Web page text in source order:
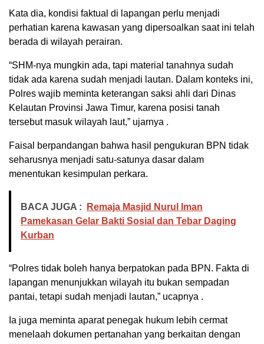
Kata dia, kondisi faktual di lapangan perlu menjadi
perhatian karena kawasan yang dipersoalkan saat ini telah
berada di wilayah perairan.
“SHM-nya mungkin ada, tapi material tanahnya sudah
tidak ada karena sudah menjadi lautan. Dalam konteks ini,
Polres wajib meminta keterangan saksi ahli dari Dinas
Kelautan Provinsi Jawa Timur, karena posisi tanah
tersebut masuk wilayah laut,” ujarnya .
Faisal berpandangan bahwa hasil pengukuran BPN tidak
seharusnya menjadi satu-satunya dasar dalam
menentukan kesimpulan perkara.
BACA JUGA :
Remaja Masjid Nurul Iman
Pamekasan Gelar Bakti Sosial dan Tebar Daging
Kurban
“Polres tidak boleh hanya berpatokan pada BPN. Fakta di
lapangan menunjukkan wilayah itu bukan sempadan
pantai, tetapi sudah menjadi lautan,” ucapnya .
Ia juga meminta aparat penegak hukum lebih cermat
menelaah dokumen pertanahan yang berkaitan dengan